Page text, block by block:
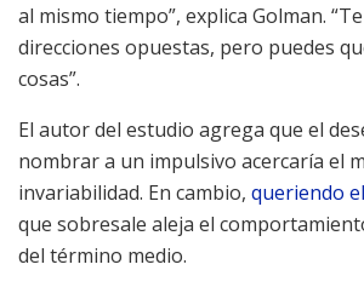
al mismo tiempo”, explica Golman.
direcciones opuestas, pero puedes
cosas”.
El autor del estudio agrega que el
nombrar a un impulsivo acercaría el
invariabilidad. En cambio, queriendo
que sobresale aleja el
del término medio.